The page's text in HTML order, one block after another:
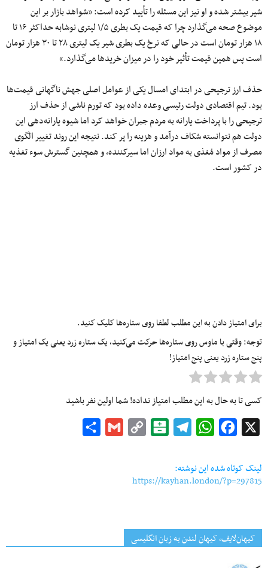
شیر بیشتر شده و او نیز این مسئله را تأیید کرده است: «شواهد بازار بر این
موضوع صحه می‌گذارد چرا که قیمت یک بطری ۱/۵ لیتری نوشابه حداکثر ۱۶ تا
۱۸ هزار تومان است در حالی که نرخ یک بطری شیر یک لیتری ۲۸ تا ۳۰ هزار تومان
است پس همین قیمت تأثیر خود را در میزان خریدها می‌گذارد.»
حذف ارز ترجیحی در ابتدای امسال یکی از عوامل اصلی جهش ناگهانی قیمت‌ها
بود. تیم اقتصادی دولت رئیسی وعده داده‌ بود که تورم ناشی از حذف ارز
ترجیحی را با پرداخت یارانه به مردم جبران خواهد کرد اما شیوه یارانه‌دهی این
دولت هم نتوانسته شکاف درآمد و هزینه را پر کند. نتیجه این روند تغییر الگوی
مصرف از مواد مُغذی به مواد ارزان اما سیرکننده، و همچنین گسترش سوء تغذیه
در کشور است.
برای امتیاز دادن به این مطلب لطفا روی ستاره‌ها کلیک کنید.
توجه: وقتی با ماوس روی ستاره‌ها حرکت می‌کنید، یک ستاره زرد یعنی یک امتیاز و
پنج ستاره زرد یعنی پنج امتیاز!
کسی تا به حال به این مطلب امتیاز نداده! شما اولین نفر باشید
Facebook
WhatsApp
Telegram
Balatarin
Copy
Gmail
لینک کوتاه شده این نوشته:
https://kayhan.london/?p=297815
کیهان‌لایف، کیهان لندن به زبان انگلیسی